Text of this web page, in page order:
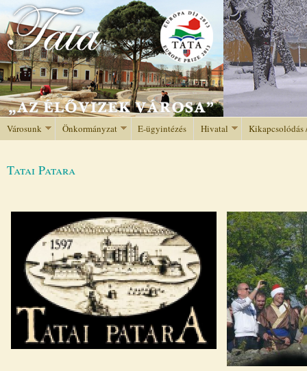
Jump to navigation
Városunk Önkormányzat E-ügyintézés Hivatal Kikapcsolódás
Tatai Patara